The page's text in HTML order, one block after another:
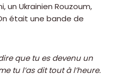
un Ukrainien Rouzoum,
était une bande de
que tu es devenu un
tu l’as dit tout à l’heure.